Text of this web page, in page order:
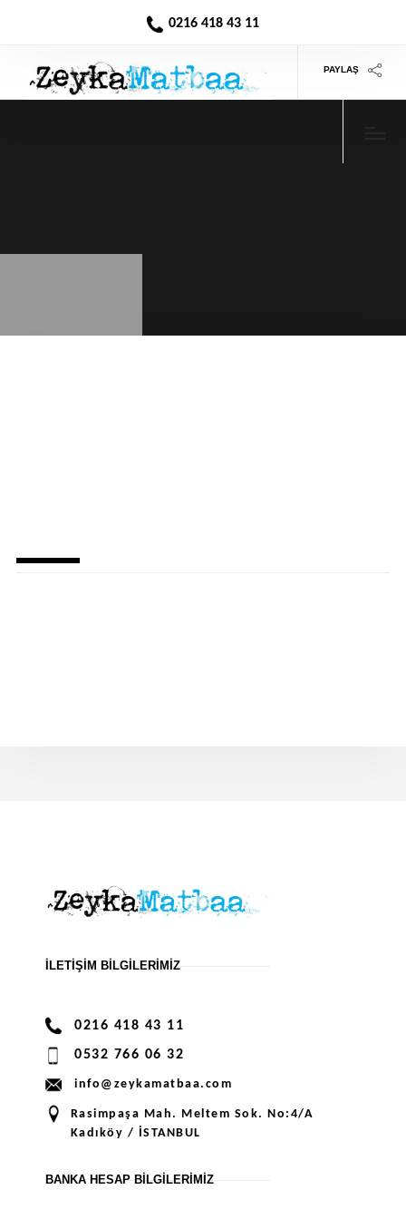
0216 418 43 11
PAYLAŞ
İLETIŞIM BILGILERIMIZ
0216 418 43 11
0532 766 06 32
info@zeykamatbaa.com
Rasimpaşa Mah. Meltem Sok. No:4/A
Kadıköy / İSTANBUL
BANKA HESAP BILGILERIMIZ